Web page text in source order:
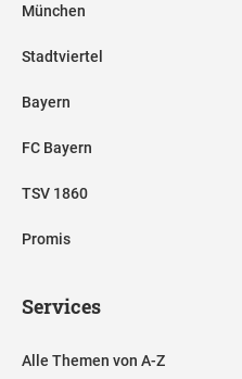
München
Stadtviertel
Bayern
FC Bayern
TSV 1860
Promis
Services
Alle Themen von A-Z